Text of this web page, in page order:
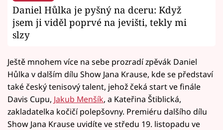
Daniel Hůlka je pyšný na dceru: Když
jsem ji viděl poprvé na jevišti, tekly mi
slzy
Ještě mnohem více na sebe prozradí zpěvák Daniel
Hůlka v dalším dílu Show Jana Krause, kde se představí
také český tenisový talent, jehož čeká start ve finále
Davis Cupu, Jakub Menšík, a Kateřina Štiblická,
zakladatelka kočičí polepšovny. Premiéru dalšího dílu
Show Jana Krause uvidíte ve středu 19. listopadu ve